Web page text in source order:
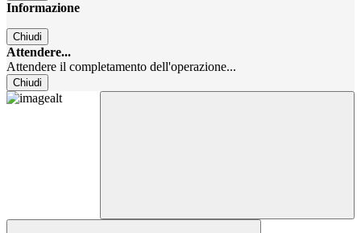
Informazione
Chiudi
Attendere...
Attendere il completamento dell'operazione...
Chiudi